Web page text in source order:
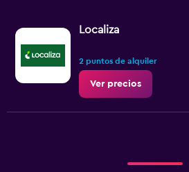
Localiza
2 puntos de alquiler
Ver precios